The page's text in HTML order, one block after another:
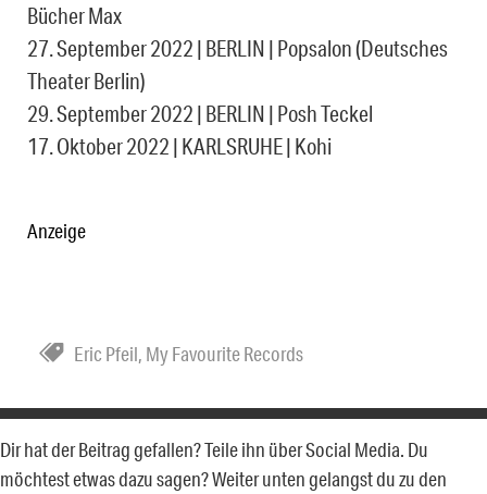
Bücher Max
27. September 2022 | BERLIN | Popsalon (Deutsches
Theater Berlin)
29. September 2022 | BERLIN | Posh Teckel
17. Oktober 2022 | KARLSRUHE | Kohi
Anzeige
Eric Pfeil, My Favourite Records
Dir hat der Beitrag gefallen? Teile ihn über Social Media. Du
möchtest etwas dazu sagen? Weiter unten gelangst du zu den